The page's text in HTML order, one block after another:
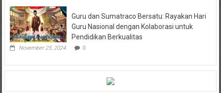
Guru dan Sumatraco Bersatu: Rayakan Hari
Guru Nasional dengan Kolaborasi untuk
Pendidikan Berkualitas
November 25, 2024 0